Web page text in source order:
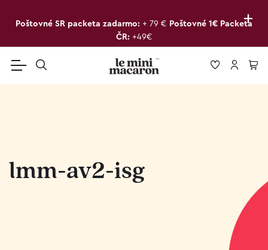
+
Poštovné SR packeta zadarmo: + 79 € Poštovné 1€ Packeta
ČR: +49€
lmm-av2-isg